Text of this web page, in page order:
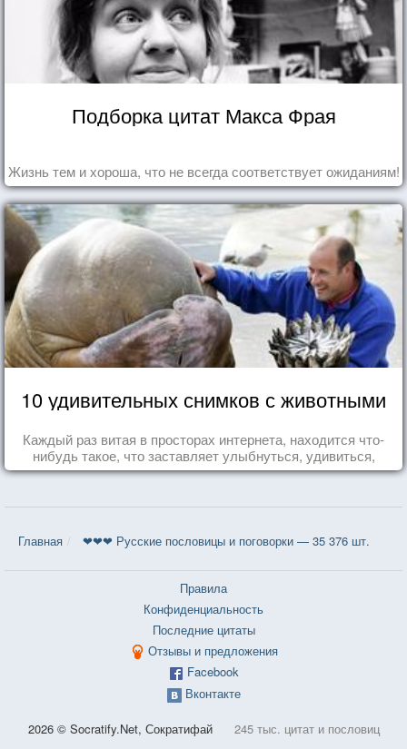
Подборка цитат Макса Фрая
Жизнь тем и хороша, что не всегда соответствует ожиданиям!
10 удивительных снимков с животными
Каждый раз витая в просторах интернета, находится что-
нибудь такое, что заставляет улыбнуться, удивиться,
восхититься...
Главная ❤❤❤ Русские пословицы и поговорки — 35 376 шт.
Правила
Конфиденциальность
Последние цитаты
Отзывы и предложения
Facebook
Вконтакте
2026 © Socratify.Net, Сократифай 245 тыс. цитат и пословиц